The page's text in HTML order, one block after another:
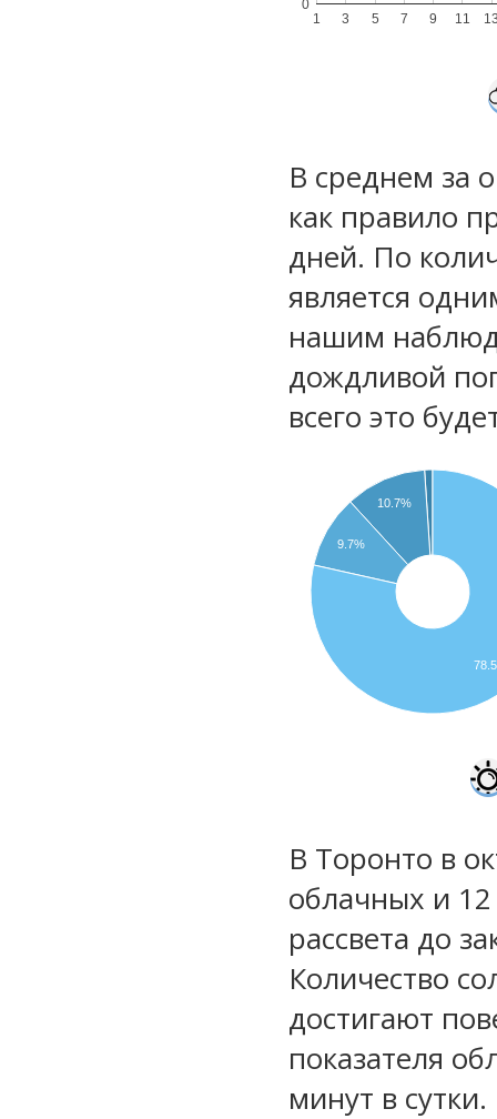
1 3 5 7 9 11
0
В среднем за
как правило
дней. По
является
нашим
дождливой
всего это
10.7%
9.7%
В Торонто в
облачных и
рассвета до
Количество
достигают
показателя
минут в сутки.